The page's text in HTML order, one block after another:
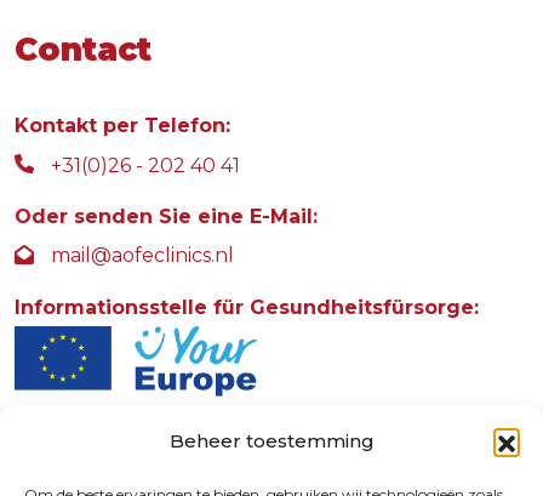
Beheer toestemming
Contact
Kontakt per Telefon:
+31(0)26 - 202 40 41
Oder senden Sie eine E-Mail:
mail@aofeclinics.nl
Informationsstelle für Gesundheitsfürsorge:
Rosendaalselaan 30